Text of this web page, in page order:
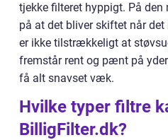
tjekke filteret hyppigt. På
på at det bliver skiftet når
er ikke tilstrækkeligt at
fremstår rent og pænt på
få alt snavset væk.
Hvilke typer filtre
BilligFilter.dk?